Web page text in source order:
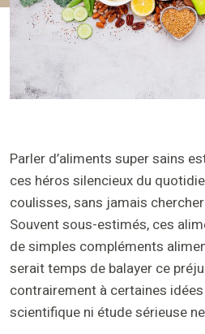
Parler d’aliments super sains
ces héros silencieux du
coulisses, sans jamais
Souvent sous-estimés, ces
de simples compléments
serait temps de balayer ce
contrairement à certaines
scientifique ni étude sérieuse